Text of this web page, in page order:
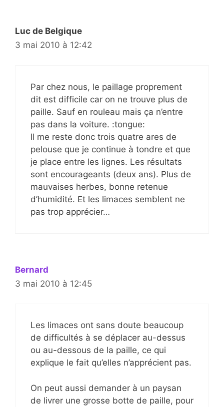
Luc de Belgique
3 mai 2010 à 12:42
Par chez nous, le paillage proprement
dit est difficile car on ne trouve plus de
paille. Sauf en rouleau mais ça n’entre
pas dans la voiture. :tongue:
Il me reste donc trois quatre ares de
pelouse que je continue à tondre et que
je place entre les lignes. Les résultats
sont encourageants (deux ans). Plus de
mauvaises herbes, bonne retenue
d’humidité. Et les limaces semblent ne
pas trop apprécier…
Bernard
3 mai 2010 à 12:45
Les limaces ont sans doute beaucoup
de difficultés à se déplacer au-dessus
ou au-dessous de la paille, ce qui
explique le fait qu’elles n’apprécient pas.
On peut aussi demander à un paysan
de livrer une grosse botte de paille, pour